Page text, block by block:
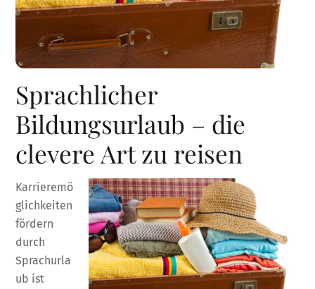
Sprachlicher
Bildungsurlaub – die
clevere Art zu reisen
Karrieremö
glichkeiten
fördern
durch
Sprachurla
ub ist